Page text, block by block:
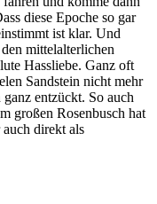
diese Epoche so gar
ist klar. Und
mittelalterlichen
Hassliebe. Ganz oft
Sandstein nicht mehr
entzückt. So auch
großen Rosenbusch hat
direkt als